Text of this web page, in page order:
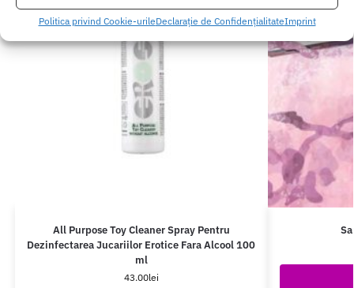
Politica privind Cookie-urileDeclarație de ConfidențialitateImprint
All Purpose Toy Cleaner Spray Pentru
Dezinfectarea Jucariilor Erotice Fara Alcool 100
ml
43.00lei